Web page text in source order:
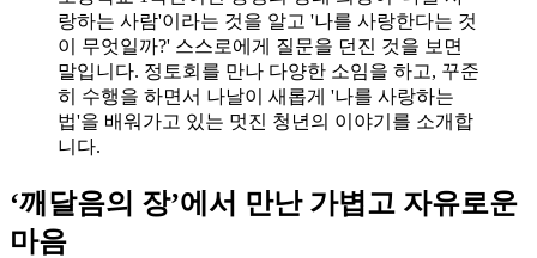
랑하는 사람'이라는 것을 알고 '나를 사랑한다는 것
이 무엇일까?' 스스로에게 질문을 던진 것을 보면
말입니다. 정토회를 만나 다양한 소임을 하고, 꾸준
히 수행을 하면서 나날이 새롭게 '나를 사랑하는
법'을 배워가고 있는 멋진 청년의 이야기를 소개합
니다.
‘깨달음의 장’에서 만난 가볍고 자유로운
마음